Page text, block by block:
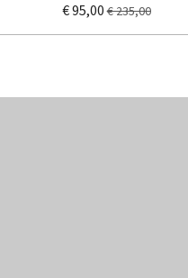
€ 95,00 € 235,00